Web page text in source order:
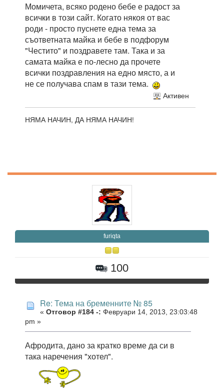
Момичета, всяко родено бебе е радост за
всички в този сайт. Когато някоя от вас
роди - просто пуснете една тема за
съответната майка и бебе в подфорум
"Честито" и поздравете там. Така и за
самата майка е по-лесно да прочете
всички поздравления на едно място, а и
не се получава спам в тази тема.
Активен
НЯМА НАЧИН, ДА НЯМА НАЧИН!
furiqta
100
Re: Тема на бременните № 85
« Отговор #184 -: Февруари 14, 2013, 23:03:48
pm »
Афродита, дано за кратко време да си в
така наречения "хотел".